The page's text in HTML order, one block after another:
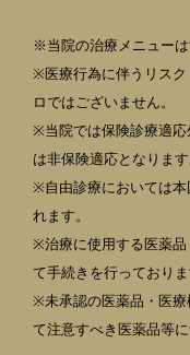
※当院の治療メニューは
※医療行為に伴うリス
ロではございません。
※当院では保険診療適応
は非保険適応となります
※自由診療においては本
れます。
※治療に使用する医薬品
て手続きを行っておりま
※未承認の医薬品・医
て注意すべき医薬品等